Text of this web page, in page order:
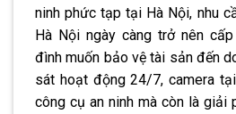
ninh phức tạp tại Hà Nội, nhu
Hà Nội ngày càng trở nên
đình muốn bảo vệ tài sản đến
sát hoạt động 24/7, camera
công cụ an ninh mà còn là giải